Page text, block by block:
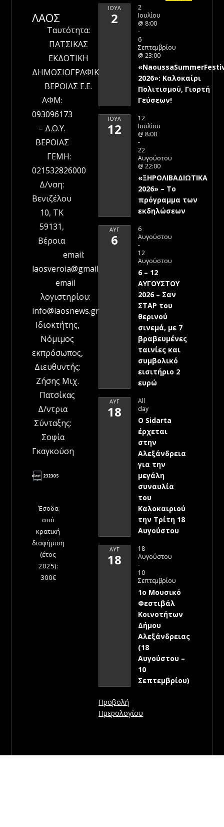
ΛΑΟΣ
Ταυτότητα:
ΠΑΤΣΙΚΑΣ
ΕΚΔΟΤΙΚΗ
ΔΗΜΟΣΙΟΓΡΑΦΙΚΗ
ΒΕΡΟΙΑΣ Ε.Ε.
ΑΦΜ:
093096173
– Δ.Ο.Υ.
ΒΕΡΟΙΑΣ
ΓΕΜΗ:
021532826000
Δ/νση:
Βενιζέλου
10, ΤΚ
59131,
Βέροια
email:
laosveroia@gmail.com
email
λογιστηρίου:
info@laosnews.gr
Ιδιοκτήτης,
Νόμιμος
εκπρόσωπος,
Διευθυντής:
Ζήσης Μιχ.
Πατσίκας
Δ/ντρια
Σύνταξης:
Σοφία
Γκαγκούση
Έσοδα
από
κρατική
διαφήμιση
(έτος
2025):
300€
ΙΟΎΛ
2
2
Ιουλίου
@ 8:00
-
6
Σεπτεμβρίου
@ 23:00
2026»: Καλοκαίρι
Πολιτισμού, Γιορτή
Γεύσεων!
ΙΟΎΛ
12
12
Ιουλίου
@ 8:00
-
22
Αυγούστου
@ 22:00
«ΞΗΡΟΛΙΒΑΔΙΩΤΙΚΑ
2026» – To
πρόγραμμα των
εκδηλώσεων
ΑΥΓ
6
6
Αυγούστου
-
12
Αυγούστου
6 – 12
ΑΥΓΟΥΣΤΟΥ
2026 – Σαν
ΣΤΑΡ του
θερινού
σινεμά, με 7
βραβευμένες
ταινίες και
συμβολικό
εισιτήριο 2
ευρώ
ΑΥΓ
18
All
day
Ο Sidarta
έρχεται
στην
Αλεξάνδρεια
για την
μεγάλη
συναυλία
του
Καλοκαιριού
την Τρίτη 18
Αυγούστου
ΑΥΓ
18
18
Αυγούστου
-
10
Σεπτεμβρίου
1ο Μουσικό
Φεστιβάλ
Κοινοτήτων
Δήμου
Αλεξάνδρειας
(18
Αυγούστου –
10
Σεπτεμβρίου)